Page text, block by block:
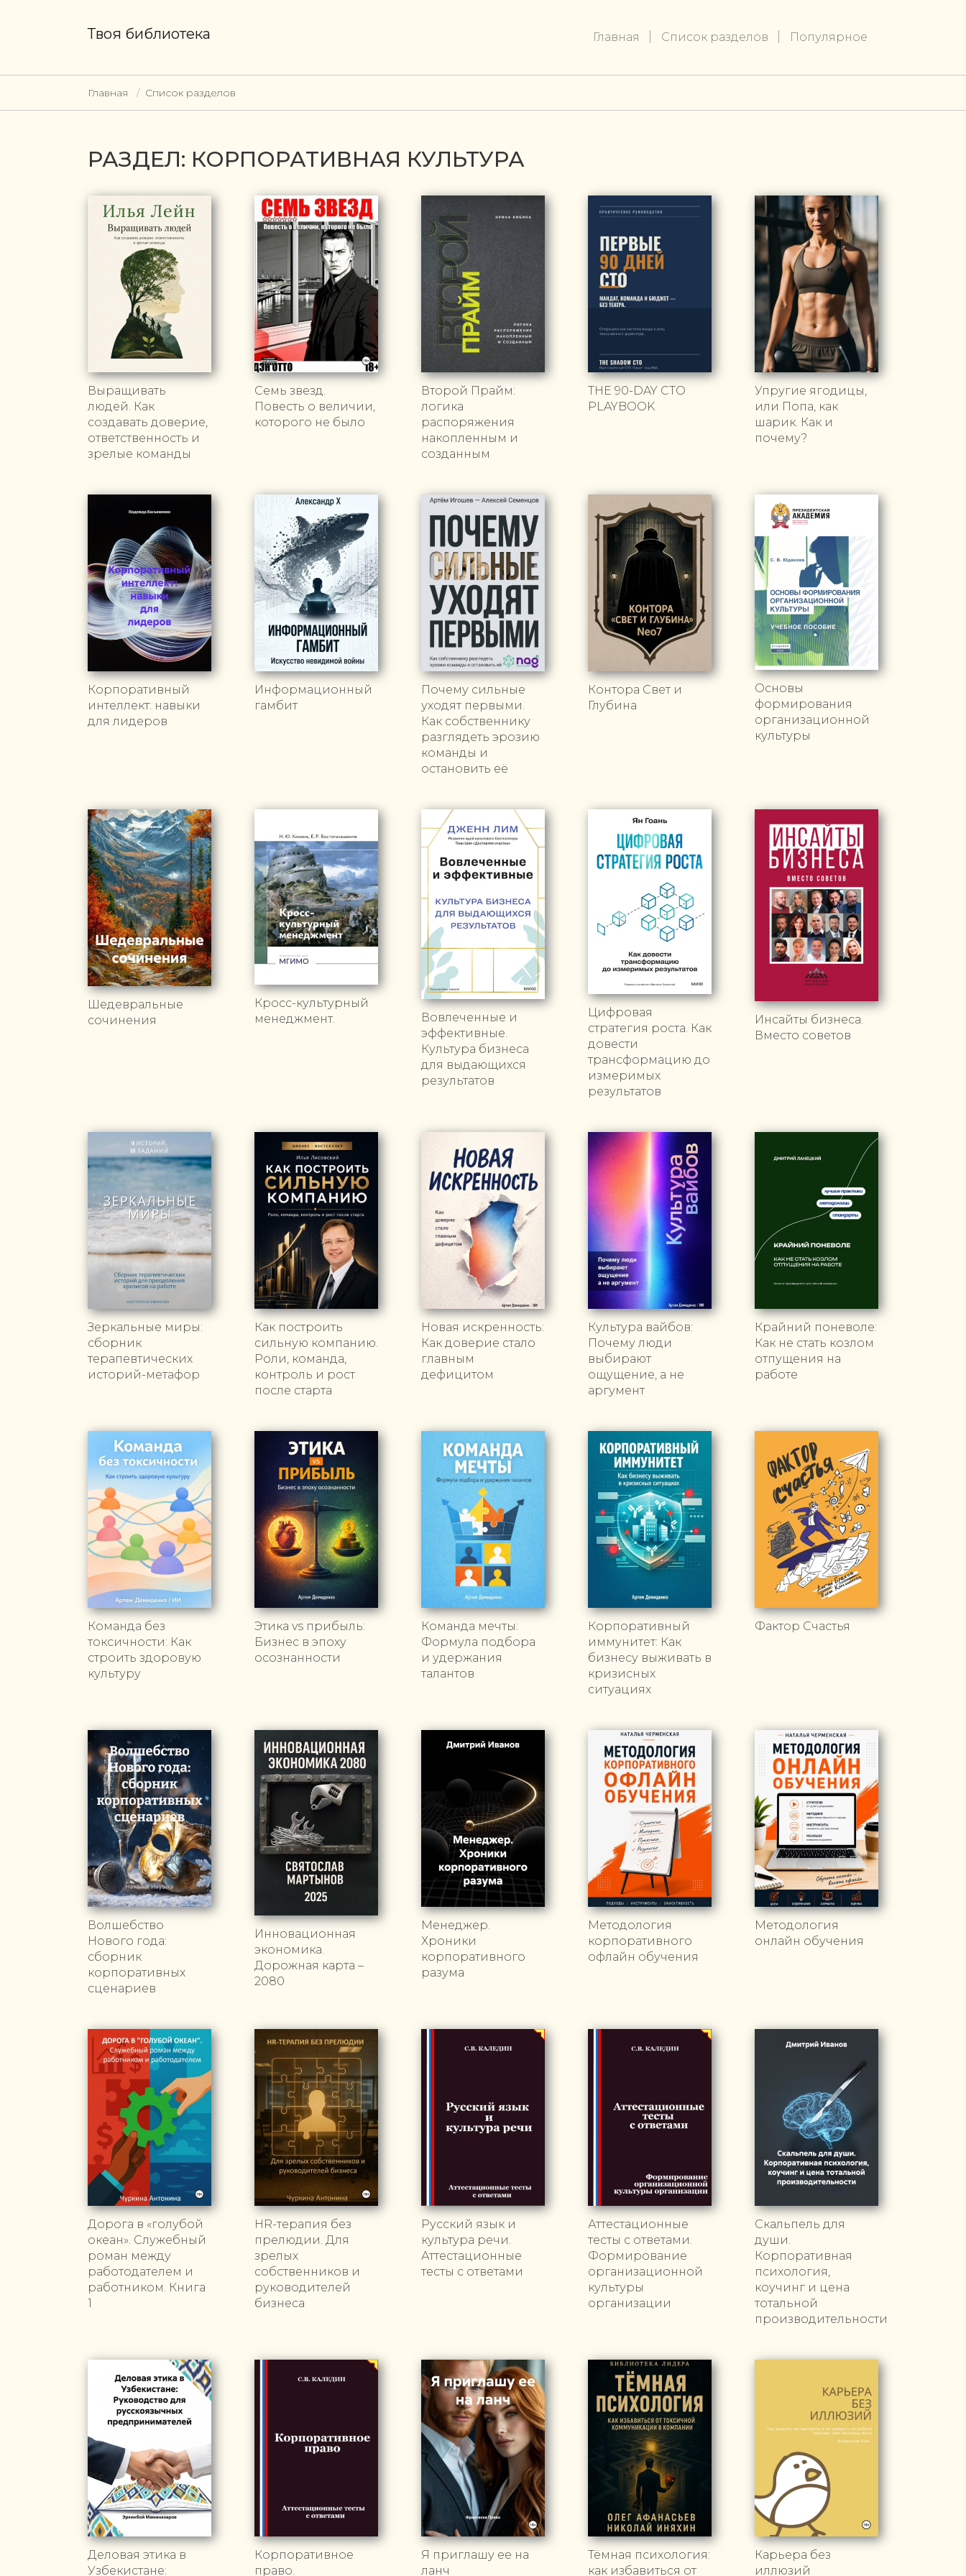
Твоя библиотека Главная Список разделов Популярное
Главная Список разделов
РАЗДЕЛ: КОРПОРАТИВНАЯ КУЛЬТУРА
Выращивать
людей. Как
создавать доверие,
ответственность и
зрелые команды
Семь звезд.
Повесть о величии,
которого не было
Второй Прайм:
логика
распоряжения
накопленным и
созданным
THE 90-DAY CTO
PLAYBOOK
Упругие ягодицы,
или Попа, как
шарик. Как и
почему?
Корпоративный
интеллект: навыки
для лидеров
Информационный
гамбит
Почему сильные
уходят первыми.
Как собственнику
разглядеть эрозию
команды и
остановить её
Контора Свет и
Глубина
Основы
формирования
организационной
культуры
Шедевральные
сочинения
Кросс-культурный
менеджмент.
Вовлеченные и
эффективные.
Культура бизнеса
для выдающихся
результатов
Цифровая
стратегия роста. Как
довести
трансформацию до
измеримых
результатов
Инсайты бизнеса.
Вместо советов
Зеркальные миры:
сборник
терапевтических
историй-метафор
Как построить
сильную компанию.
Роли, команда,
контроль и рост
после старта
Новая искренность:
Как доверие стало
главным
дефицитом
Культура вайбов:
Почему люди
выбирают
ощущение, а не
аргумент
Крайний поневоле:
Как не стать козлом
отпущения на
работе
Команда без
токсичности: Как
строить здоровую
культуру
Этика vs прибыль:
Бизнес в эпоху
осознанности
Команда мечты:
Формула подбора
и удержания
талантов
Корпоративный
иммунитет: Как
бизнесу выживать в
кризисных
ситуациях
Фактор Счастья
Волшебство
Нового года:
сборник
корпоративных
сценариев
Инновационная
экономика.
Дорожная карта –
2080
Менеджер.
Хроники
корпоративного
разума
Методология
корпоративного
офлайн обучения
Методология
онлайн обучения
Дорога в «голубой
океан». Служебный
роман между
работодателем и
работником. Книга
1
HR-терапия без
прелюдии. Для
зрелых
собственников и
руководителей
бизнеса
Русский язык и
культура речи.
Аттестационные
тесты с ответами
Аттестационные
тесты с ответами.
Формирование
организационной
культуры
организации
Скальпель для
души.
Корпоративная
психология,
коучинг и цена
тотальной
производительности
Деловая этика в
Узбекистане:
Корпоративное
право.
Я приглашу ее на
ланч
Тёмная психология:
как избавиться от
Карьера без
иллюзий